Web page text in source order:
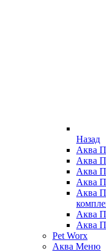
Назад
Аква
Аква
Аква
Аква
Аква
Аква
Аква
Pet Worx
Аква Меню